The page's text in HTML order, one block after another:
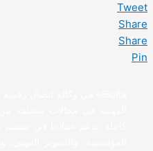
Tweet
Share
Share
Pin